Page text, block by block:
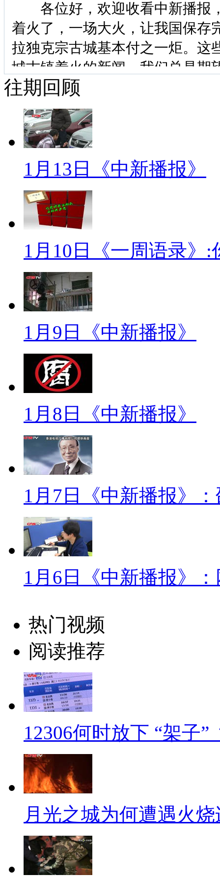
各位好，欢迎收看中新播报
着火了，一场大火，让我国保
拉独克宗古城基本付之一炬。这
城古镇着火的新闻，我们总是期
一个大大的醒。但可悲的是，钱
城”进行安全上的周全设计。时
明，县州两级说法甚至打架。
一、观察家
“月光之城”为何遭遇“火烧连
【口播】1月11日凌晨，云南
城发生火灾。“独克宗”在藏语中
积被烧，这座千年古城恐怕注
的遗憾。而关于火灾原因，当
这是一场可以被预见的火灾。“
小标题：香格里拉古城火灾原
【解说】1月13日，香格里拉
城火灾初步原因。
【同期】(云南迪庆香格里拉
是位于古城的中下段的如意客
营人唐英，她是一个上海人，
火，引起的火灾，目前也是在
因正在进一步的调查当中。
【解说】而4个小时后，迪庆
长称起火原因仍在调查中，并
【同期】(云南迪庆州公安局
证工作，我们正在依法按程序推
一旦查明，我们将第一时间通
【解说】迪庆州并没有认可
但不论如何，州县两级政府对
蔓延如此迅速？在此前当地政府
绍说，首先因为古城房屋多为
其次，古城内部道路狭窄，大
于天寒地冻，造成消防设施水压
【解说】正是上述原因，成
认为，“这是一场被预见的火灾
源云南迪庆消防支队的文章就指
局特殊等原因，消防安全现状不
而此次香格里拉大火发生后
伍用挖掘机挖出约2000米的防
状况频频，不是放不出水，就是
往期回顾
1月13日《中新播报》
1月10日《一周语录》:
1月9日《中新播报》
1月8日《中新播报》
1月7日《中新播报》
1月6日《中新播报》
热门视频
阅读推荐
12306何时放下 “架子”
月光之城为何遭遇火